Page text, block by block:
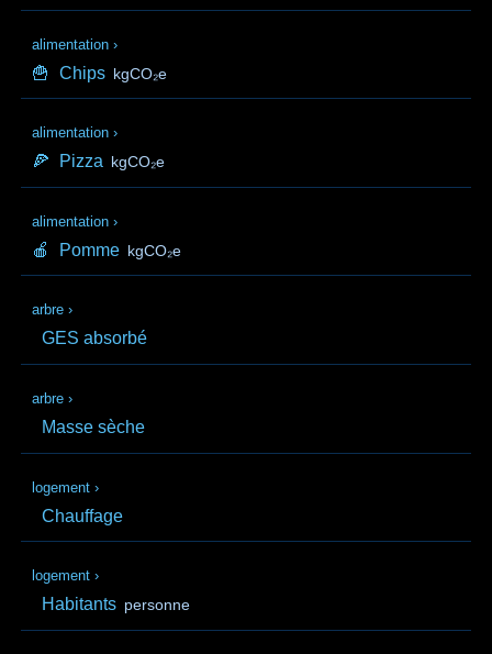
alimentation ›
🍟 Chips kgCO₂e
alimentation ›
🍕 Pizza kgCO₂e
alimentation ›
🍎 Pomme kgCO₂e
arbre ›
GES absorbé
arbre ›
Masse sèche
logement ›
Chauffage
logement ›
Habitants personne